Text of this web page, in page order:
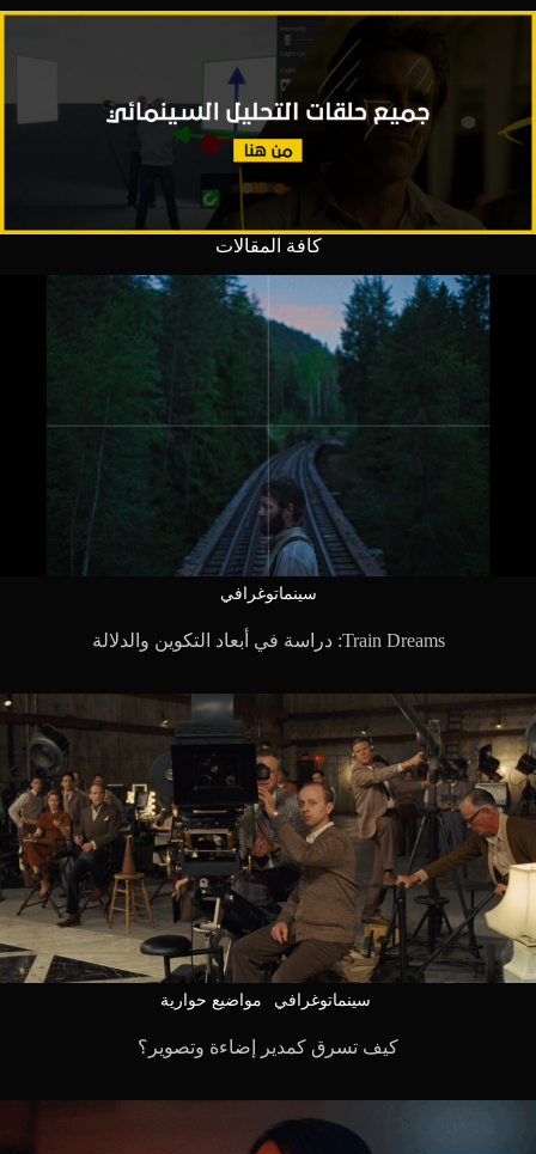
كافة المقالات
سينماتوغرافي
Train Dreams: دراسة في أبعاد التكوين والدلالة
سينماتوغرافي مواضيع حوارية
كيف تسرق كمدير إضاءة وتصوير؟